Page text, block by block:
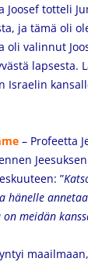
Joosef totteli
ja tämä oli
oli valinnut
lapsesta.
Israelin
– Profeetta
”
hänelle
meidän